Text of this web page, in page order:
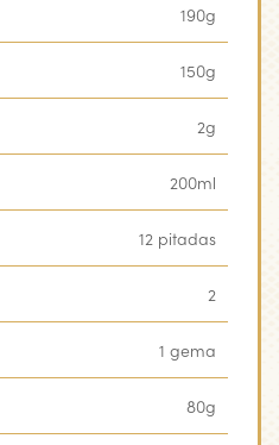
190g
150g
2g
200ml
12 pitadas
2
1 gema
80g